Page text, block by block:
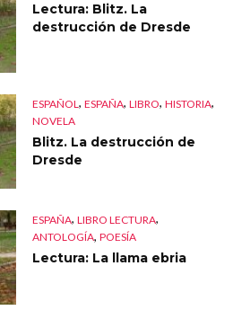
Lectura: Blitz. La
destrucción de Dresde
ESPAÑOL , ESPAÑA, LIBRO, HISTORIA,
NOVELA
Blitz. La destrucción de
Dresde
ESPAÑA, LIBRO LECTURA,
ANTOLOGÍA, POESÍA
Lectura: La llama ebria